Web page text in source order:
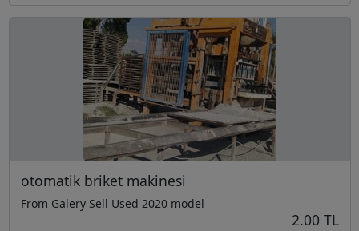
otomatik briket makinesi
From Galery Sell Used 2020 model
2.00 TL